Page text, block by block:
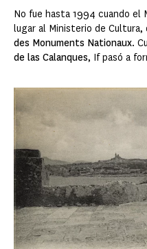
No fue hasta 1994 cuando el
lugar al Ministerio de
des Monuments Nationaux.
de las Calanques, If pasó a